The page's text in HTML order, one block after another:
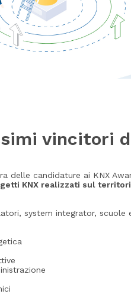
vincitori
delle candidature ai KNX
KNX realizzati sul
system integrator,